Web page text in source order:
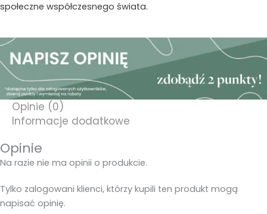
społeczne współczesnego świata.
Opinie (0)
Informacje dodatkowe
Opinie
Na razie nie ma opinii o produkcie.
Tylko zalogowani klienci, którzy kupili ten produkt mogą
napisać opinię.